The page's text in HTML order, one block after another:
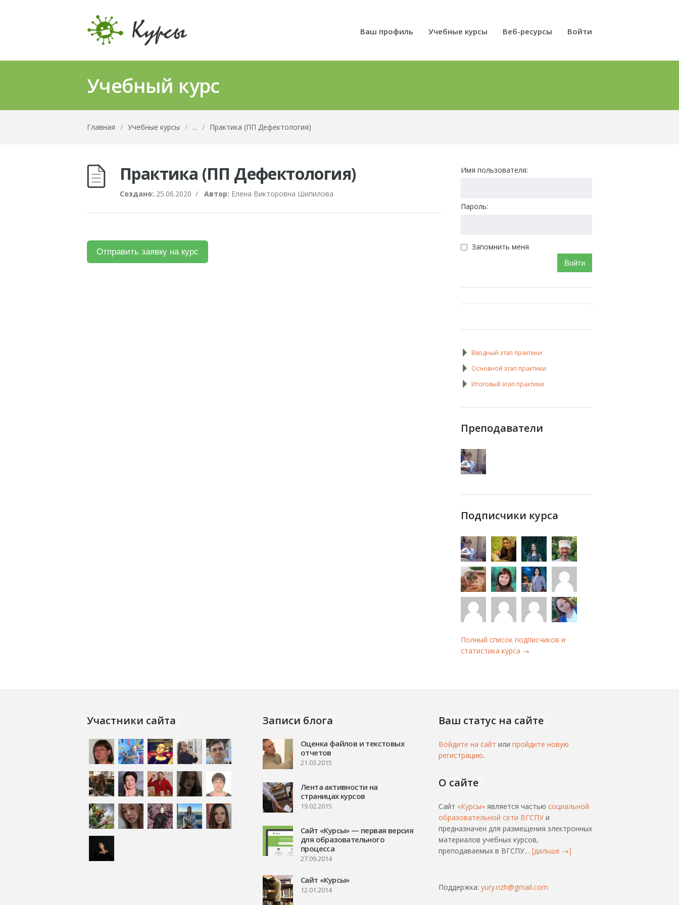
Ваш профиль Учебные курсы Веб-ресурсы Войти
Учебный курс
Главная / Учебные курсы / ... / Практика (ПП Дефектология)
Практика (ПП Дефектология)
Создано: 25.06.2020 / Автор: Елена Викторовна Шипилова
Имя пользователя:
Пароль:
Запомнить меня
Войти
Вводный этап практики
Основной этап практики
Итоговый этап практики
Преподаватели
Подписчики курса
Полный список подписчиков и
статистика курса →
Участники сайта Записи блога
Оценка файлов и текстовых
отчетов
21.03.2015
Лента активности на
страницах курсов
19.02.2015
Сайт «Курсы» — первая версия
для образовательного
процесса
27.09.2014
Сайт «Курсы»
12.01.2014
Ваш статус на сайте
Войдите на сайт или пройдите новую
регистрацию.
О сайте
Сайт «Курсы» является частью социальной
образовательной сети ВГСПУ и
предназначен для размещения электронных
материалов учебных курсов,
преподаваемых в ВГСПУ… [дальше →]
Поддержка: yury.rizh@gmail.com